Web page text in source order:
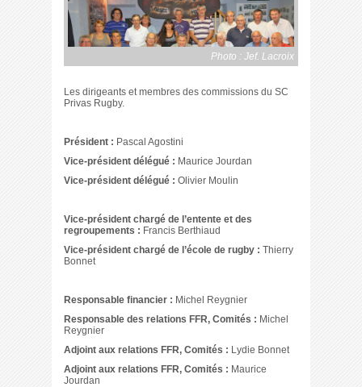
Photo : Jef. Lacroix
Les dirigeants et membres des commissions du SC
Privas Rugby.
Président : Pascal Agostini
Vice-président délégué : Maurice Jourdan
Vice-président délégué : Olivier Moulin
Vice-président chargé de l’entente et des
regroupements : Francis Berthiaud
Vice-président chargé de l’école de rugby : Thierry
Bonnet
Responsable financier : Michel Reygnier
Responsable des relations FFR, Comités : Michel
Reygnier
Adjoint aux relations FFR, Comités : Lydie Bonnet
Adjoint aux relations FFR, Comités : Maurice
Jourdan